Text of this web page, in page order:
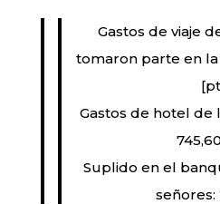
Gastos de viaje
tomaron parte en la
Gastos de hotel de
Suplido en el
señores: